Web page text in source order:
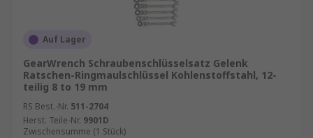
Auf Lager
GearWrench Schraubenschlüsselsatz Gelenk
Ratschen-Ringmaulschlüssel Kohlenstoffstahl, 12-
teilig 8 to 19 mm
RS Best.-Nr. 511-2704
Herst. Teile-Nr. 9901D
Zwischensumme (1 Stück)